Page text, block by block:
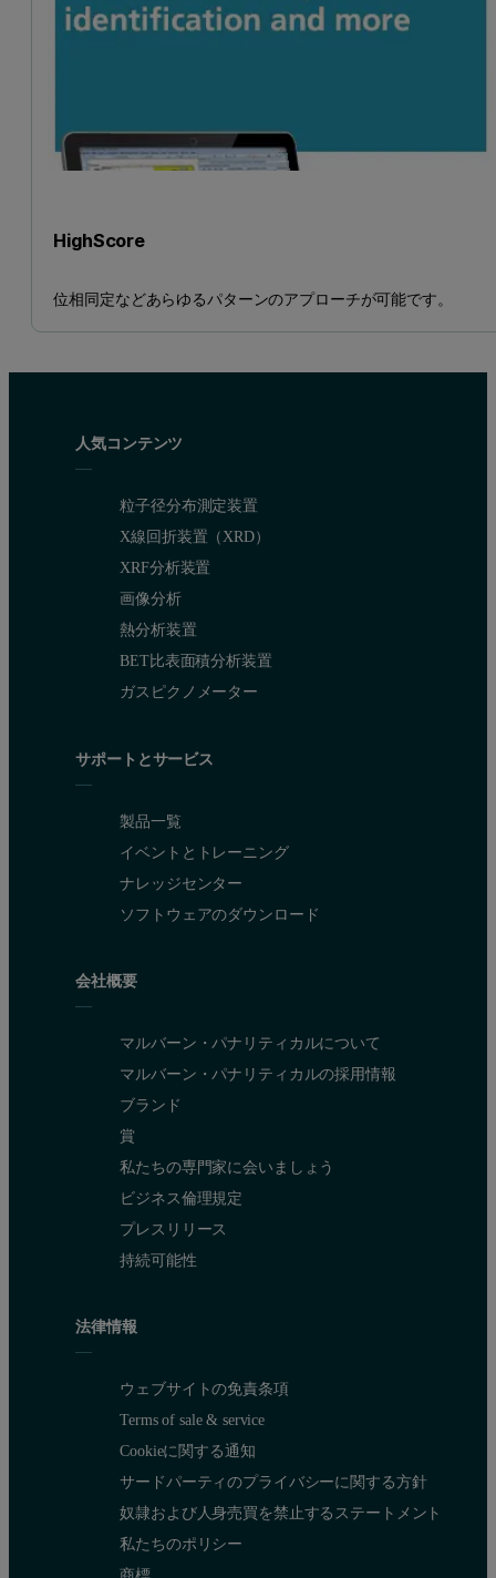
HighScore
位相同定などあらゆるパターンのアプローチが可能です。
人気コンテンツ
粒子径分布測定装置
X線回折装置（XRD）
XRF分析装置
画像分析
熱分析装置
BET比表面積分析装置
ガスピクノメーター
サポートとサービス
製品一覧
イベントとトレーニング
ナレッジセンター
ソフトウェアのダウンロード
会社概要
マルバーン・パナリティカルについて
マルバーン・パナリティカルの採用情報
ブランド
賞
私たちの専門家に会いましょう
ビジネス倫理規定
プレスリリース
持続可能性
法律情報
ウェブサイトの免責条項
Terms of sale & service
Cookieに関する通知
サードパーティのプライバシーに関する方針
奴隷および人身売買を禁止するステートメント
私たちのポリシー